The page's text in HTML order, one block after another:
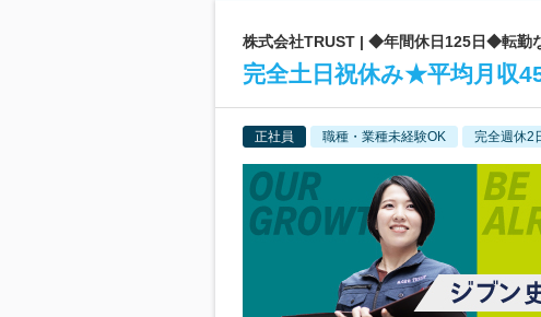
株式会社TRUST | ◆年間休日125日◆転勤
完全土日祝休み★平均月収
正社員 職種・業種未経験OK 完全週休2